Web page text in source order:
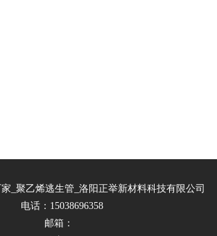
_聚乙烯逃生管_洛阳正举新材料科技有限公司
电话：15038696358
邮箱：